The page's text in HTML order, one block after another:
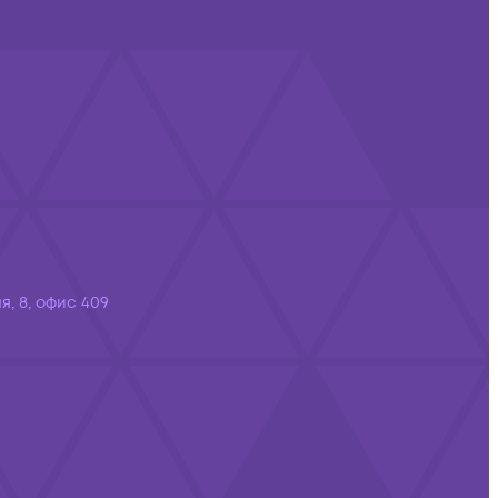
8, офис 409